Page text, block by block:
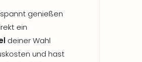
genießen
ein
deiner Wahl
und hast